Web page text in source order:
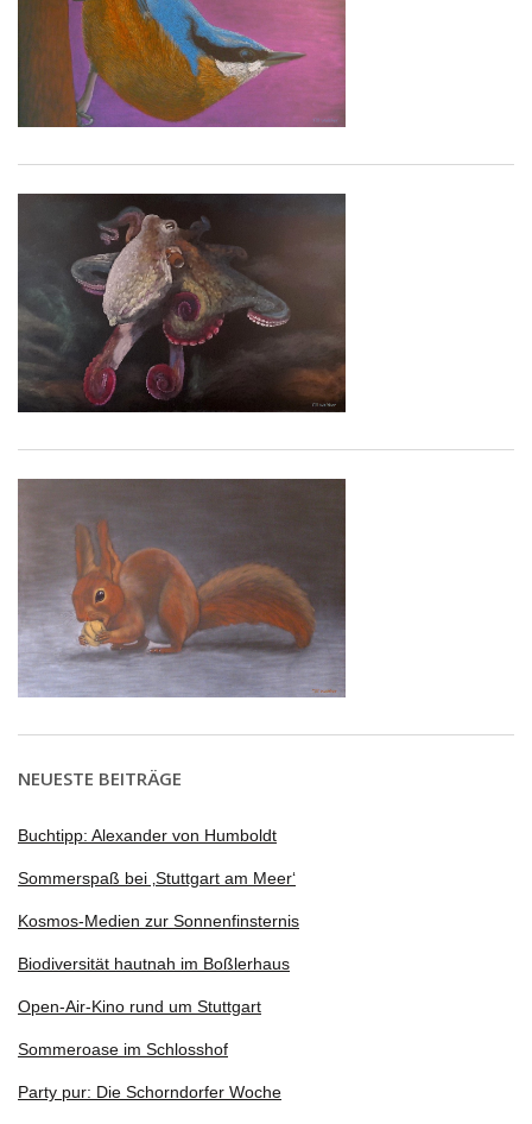
NEUESTE BEITRÄGE
Buchtipp: Alexander von Humboldt
Sommerspaß bei ‚Stuttgart am Meer‘
Kosmos-Medien zur Sonnenfinsternis
Biodiversität hautnah im Boßlerhaus
Open-Air-Kino rund um Stuttgart
Sommeroase im Schlosshof
Party pur: Die Schorndorfer Woche